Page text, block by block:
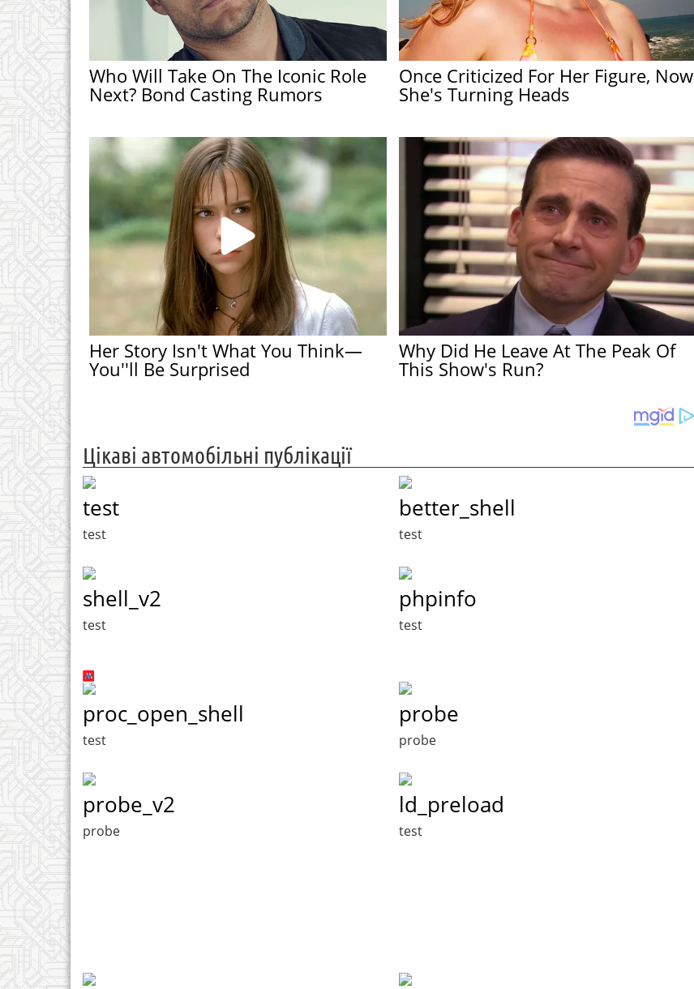
Who Will Take On The Iconic Role
Next? Bond Casting Rumors
Once Criticized For Her Figure, Now
She's Turning Heads
Her Story Isn't What You Think—
You''ll Be Surprised
Why Did He Leave At The Peak Of
This Show's Run?
Цікаві автомобільні публікації
test
test
better_shell
test
shell_v2
test
phpinfo
test
proc_open_shell
test
probe
probe
probe_v2
probe
ld_preload
test